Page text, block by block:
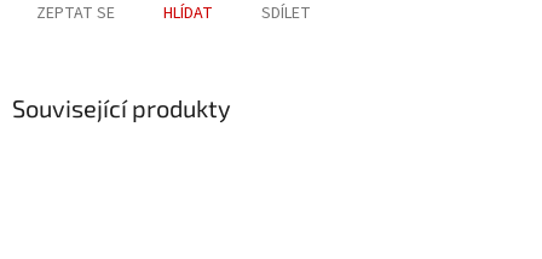
ZEPTAT SE HLÍDAT SDÍLET
Související produkty